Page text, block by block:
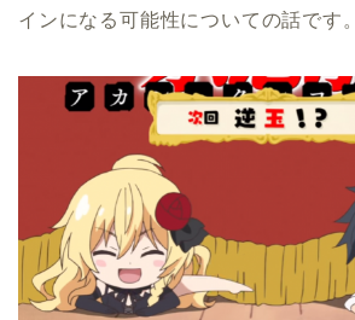
インになる可能性についての話です。